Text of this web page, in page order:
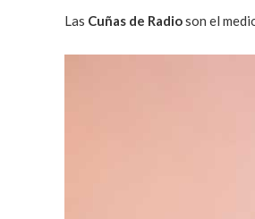
Las Cuñas de Radioson el